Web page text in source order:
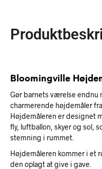
Bloomingville
Gør barnets værelse endnu
charmerende højdemåler
Højdemåleren er designet
fly, luftballon, skyer og sol,
stemning i rummet.
Højdemåleren kommer i et
den oplagt at give i gave.